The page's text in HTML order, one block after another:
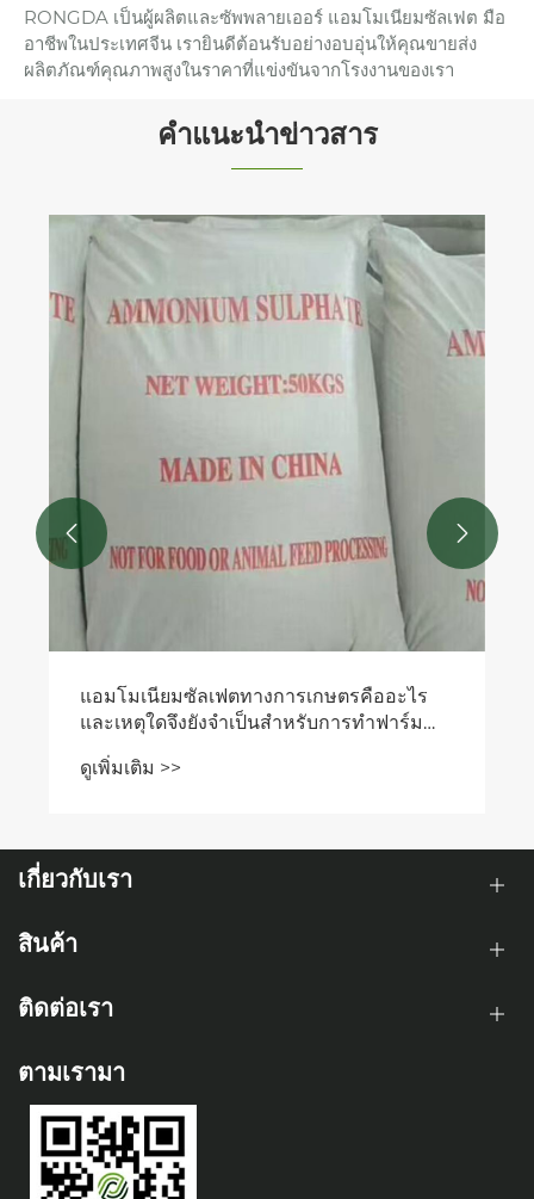
RONGDA เป็นผู้ผลิตและซัพพลายเออร์ แอมโมเนียมซัลเฟต มือ
อาชีพในประเทศจีน เรายินดีต้อนรับอย่างอบอุ่นให้คุณขายส่ง
ผลิตภัณฑ์คุณภาพสูงในราคาที่แข่งขันจากโรงงานของเรา
คำแนะนำข่าวสาร
แอมโมเนียมซัลเฟตคืออะไร และเหตุใดจึง
จำเป็นสำหรับการเกษตรสมัยใหม่และการ
ประยุกต์ทางอุตสาหกรรม
ดูเพิ่มเติม >>
 
เกี่ยวกับเรา
สินค้า
ติดต่อเรา
ตามเรามา